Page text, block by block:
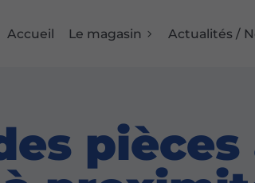
Accueil Le magasin Actualités /